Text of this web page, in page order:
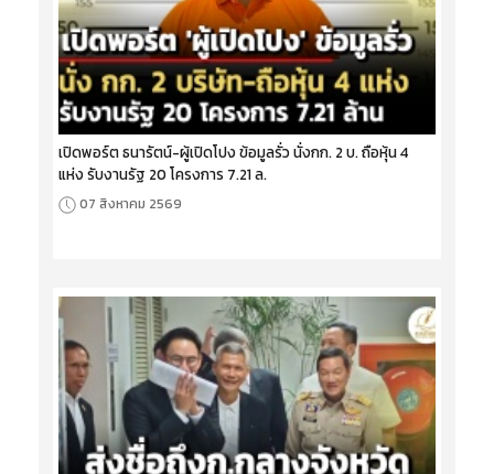
เปิดพอร์ต ธนารัตน์-ผู้เปิดโปง ข้อมูลรั่ว นั่งกก. 2 บ. ถือหุ้น 4
แห่ง รับงานรัฐ 20 โครงการ 7.21 ล.
07 สิงหาคม 2569